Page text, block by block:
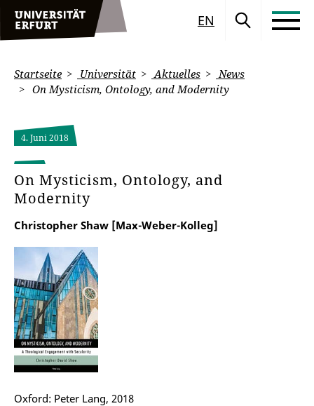
EN
Startseite Universität Aktuelles
News
On Mysticism, Ontology, and Modernity
4. Juni 2018
On Mysticism, Ontology, and
Modernity
Christopher Shaw [Max-Weber-Kolleg]
Oxford: Peter Lang, 2018